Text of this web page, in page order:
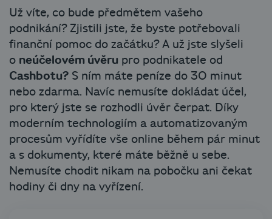
Už víte, co bude předmětem vašeho
podnikání? Zjistili jste, že byste potřebovali
finanční pomoc do začátku? A už jste slyšeli
o neúčelovém úvěru pro podnikatele od
Cashbotu? S ním máte peníze do 30 minut
nebo zdarma. Navíc nemusíte dokládat účel,
pro který jste se rozhodli úvěr čerpat. Díky
moderním technologiím a automatizovaným
procesům vyřídíte vše online během pár minut
a s dokumenty, které máte běžně u sebe.
Nemusíte chodit nikam na pobočku ani čekat
hodiny či dny na vyřízení.